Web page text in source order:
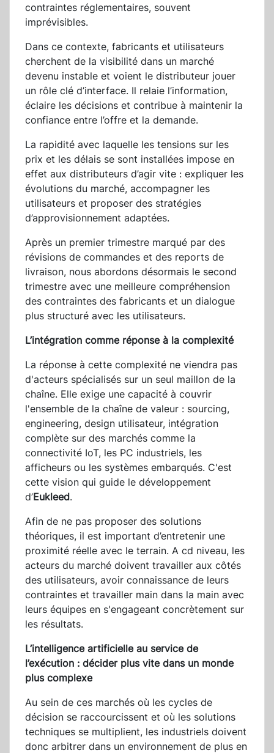
contraintes réglementaires, souvent
imprévisibles.
Dans ce contexte, fabricants et utilisateurs
cherchent de la visibilité dans un marché
devenu instable et voient le distributeur jouer
un rôle clé d’interface. Il relaie l’information,
éclaire les décisions et contribue à maintenir la
confiance entre l’offre et la demande.
La rapidité avec laquelle les tensions sur les
prix et les délais se sont installées impose en
effet aux distributeurs d’agir vite : expliquer les
évolutions du marché, accompagner les
utilisateurs et proposer des stratégies
d’approvisionnement adaptées.
Après un premier trimestre marqué par des
révisions de commandes et des reports de
livraison, nous abordons désormais le second
trimestre avec une meilleure compréhension
des contraintes des fabricants et un dialogue
plus structuré avec les utilisateurs.
L’intégration comme réponse à la complexité
La réponse à cette complexité ne viendra pas
d'acteurs spécialisés sur un seul maillon de la
chaîne. Elle exige une capacité à couvrir
l'ensemble de la chaîne de valeur : sourcing,
engineering, design utilisateur, intégration
complète sur des marchés comme la
connectivité IoT, les PC industriels, les
afficheurs ou les systèmes embarqués. C'est
cette vision qui guide le développement
d’Eukleed.
Afin de ne pas proposer des solutions
théoriques, il est important d’entretenir une
proximité réelle avec le terrain. A cd niveau, les
acteurs du marché doivent travailler aux côtés
des utilisateurs, avoir connaissance de leurs
contraintes et travailler main dans la main avec
leurs équipes en s'engageant concrètement sur
les résultats.
L’intelligence artificielle au service de
l’exécution : décider plus vite dans un monde
plus complexe
Au sein de ces marchés où les cycles de
décision se raccourcissent et où les solutions
techniques se multiplient, les industriels doivent
donc arbitrer dans un environnement de plus en